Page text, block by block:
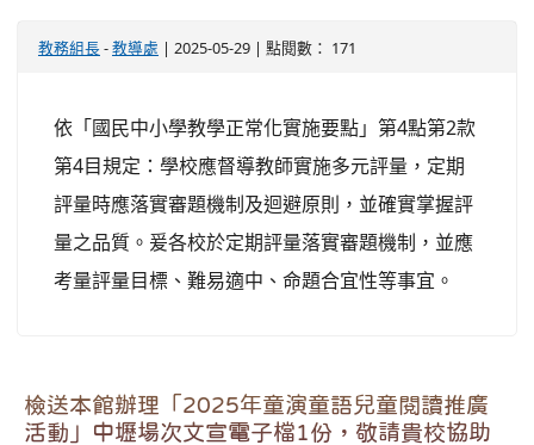
教務組長-教導處 | 2025-05-29 | 點閱數： 171
依「國民中小學教學正常化實施要點」第4點第2款
第4目規定：學校應督導教師實施多元評量，定期
評量時應落實審題機制及迴避原則，並確實掌握評
量之品質。爰各校於定期評量落實審題機制，並應
考量評量目標、難易適中、命題合宜性等事宜。
檢送本館辦理「2025年童演童語兒童閱讀推廣
活動」中壢場次文宣電子檔1份，敬請貴校協助